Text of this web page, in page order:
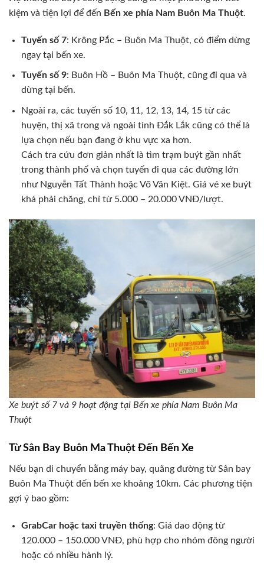
kiệm và tiện lợi để đến Bến xe phía Nam Buôn Ma Thuột.
Tuyến số 7: Krông Pắc – Buôn Ma Thuột, có điểm dừng
ngay tại bến xe.
Tuyến số 9: Buôn Hồ – Buôn Ma Thuột, cũng đi qua và
dừng tại bến.
Ngoài ra, các tuyến số 10, 11, 12, 13, 14, 15 từ các
huyện, thị xã trong và ngoài tỉnh Đắk Lắk cũng có thể là
lựa chọn nếu bạn đang ở khu vực xa hơn.
Cách tra cứu đơn giản nhất là tìm trạm buýt gần nhất
trong thành phố và chọn tuyến đi qua các đường lớn
như Nguyễn Tất Thành hoặc Võ Văn Kiệt. Giá vé xe buýt
khá phải chăng, chỉ từ 5.000 – 20.000 VNĐ/lượt.
Xe buýt số 7 và 9 hoạt động tại Bến xe phía Nam Buôn Ma
Thuột
Từ Sân Bay Buôn Ma Thuột Đến Bến Xe
Nếu bạn di chuyển bằng máy bay, quãng đường từ Sân bay
Buôn Ma Thuột đến bến xe khoảng 10km. Các phương tiện
gợi ý bao gồm:
GrabCar hoặc taxi truyền thống: Giá dao động từ
120.000 – 150.000 VNĐ, phù hợp cho nhóm đông người
hoặc có nhiều hành lý.